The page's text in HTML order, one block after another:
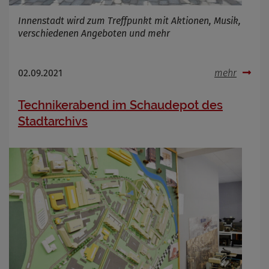
Innenstadt wird zum Treffpunkt mit Aktionen, Musik,
verschiedenen Angeboten und mehr
02.09.2021 mehr
Technikerabend im Schaudepot des
Stadtarchivs